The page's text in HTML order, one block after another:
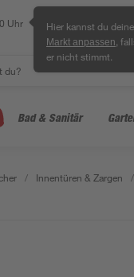
Uhr Hier kannst du
Markt anpassen ,
er nicht stimmt.
Bad & Sanitär
/ Innentüren & Zargen /